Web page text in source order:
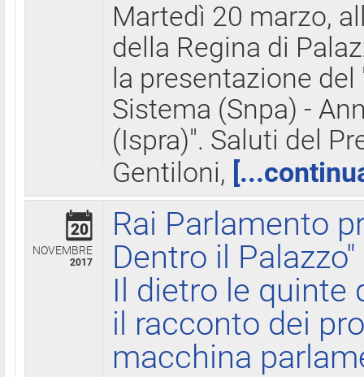
Martedì 20 marzo,
della Regina di
la presentazione
Sistema (Snpa) -
(Ispra)". Saluti del
Gentiloni,
20
NOVEMBRE
2017
Rai Parlamento
Dentro il Palazzo"
Il dietro le quinte
il racconto dei
macchina